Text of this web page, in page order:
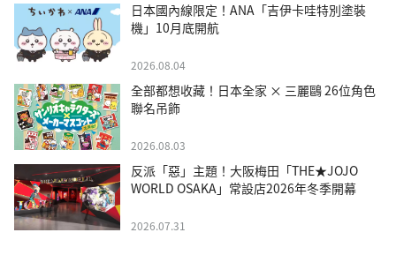
日本國內線限定！ANA「吉伊卡哇特別塗裝
機」10月底開航
2026.08.04
全部都想收藏！日本全家 × 三麗鷗 26位角色
聯名吊飾
2026.08.03
反派「惡」主題！大阪梅田「THE★JOJO
WORLD OSAKA」常設店2026年冬季開幕
2026.07.31